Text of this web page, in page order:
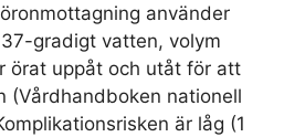
använder
gradigt vatten, volym
örat uppåt och utåt för att
(Vårdhandboken nationell
är låg (1